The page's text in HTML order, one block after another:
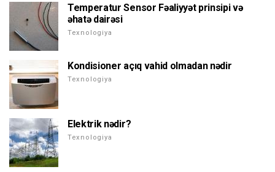
Temperatur Sensor Fəaliyyət prinsipi və
əhatə dairəsi
Texnologiya
Kondisioner açıq vahid olmadan nədir
Texnologiya
Elektrik nədir?
Texnologiya